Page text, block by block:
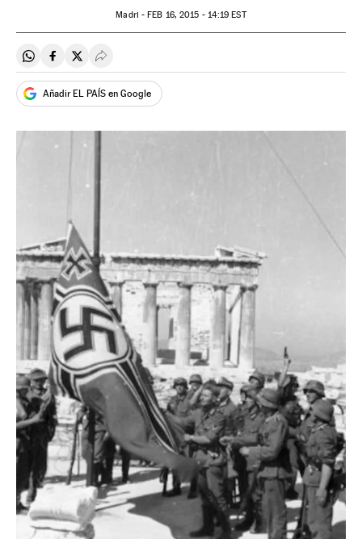
Madri -FEB 16, 2015 - 14:19 EST
Compartir en Whatsapp
Compartir en Facebook
Compartir en Twitter
Desplegar Redes Sociales
Añadir EL PAÍS en Google